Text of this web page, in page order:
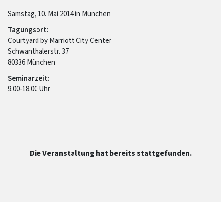
Samstag, 10. Mai 2014 in München
Tagungsort:
Courtyard by Marriott City Center
Schwanthalerstr. 37
80336 München
Seminarzeit:
9.00-18.00 Uhr
Die Veranstaltung hat bereits stattgefunden.